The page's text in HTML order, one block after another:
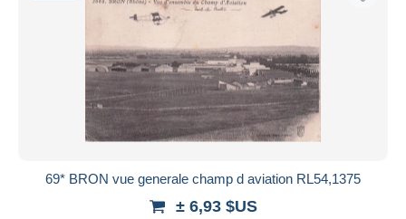
69* BRON vue generale champ d aviation RL54,1375
± 6,93 $US